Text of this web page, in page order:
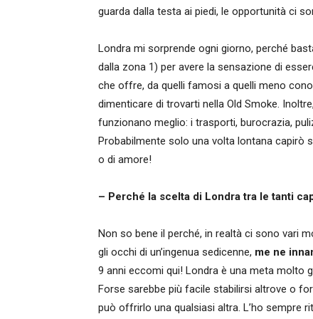
guarda dalla testa ai piedi, le opportunità ci
Londra mi sorprende ogni giorno, perché
dalla zona 1) per avere la sensazione di
che offre, da quelli famosi a quelli meno
dimenticare di trovarti nella Old Smoke.
funzionano meglio: i trasporti, burocrazia,
Probabilmente solo una volta lontana capirò
o di amore!
– Perché la scelta di Londra tra le tanti
Non so bene il perché, in realtà ci sono vari
gli occhi di un’ingenua sedicenne, me ne
9 anni eccomi qui! Londra è una meta molto
Forse sarebbe più facile stabilirsi altrove o
può offrirlo una qualsiasi altra. L’ho sempre